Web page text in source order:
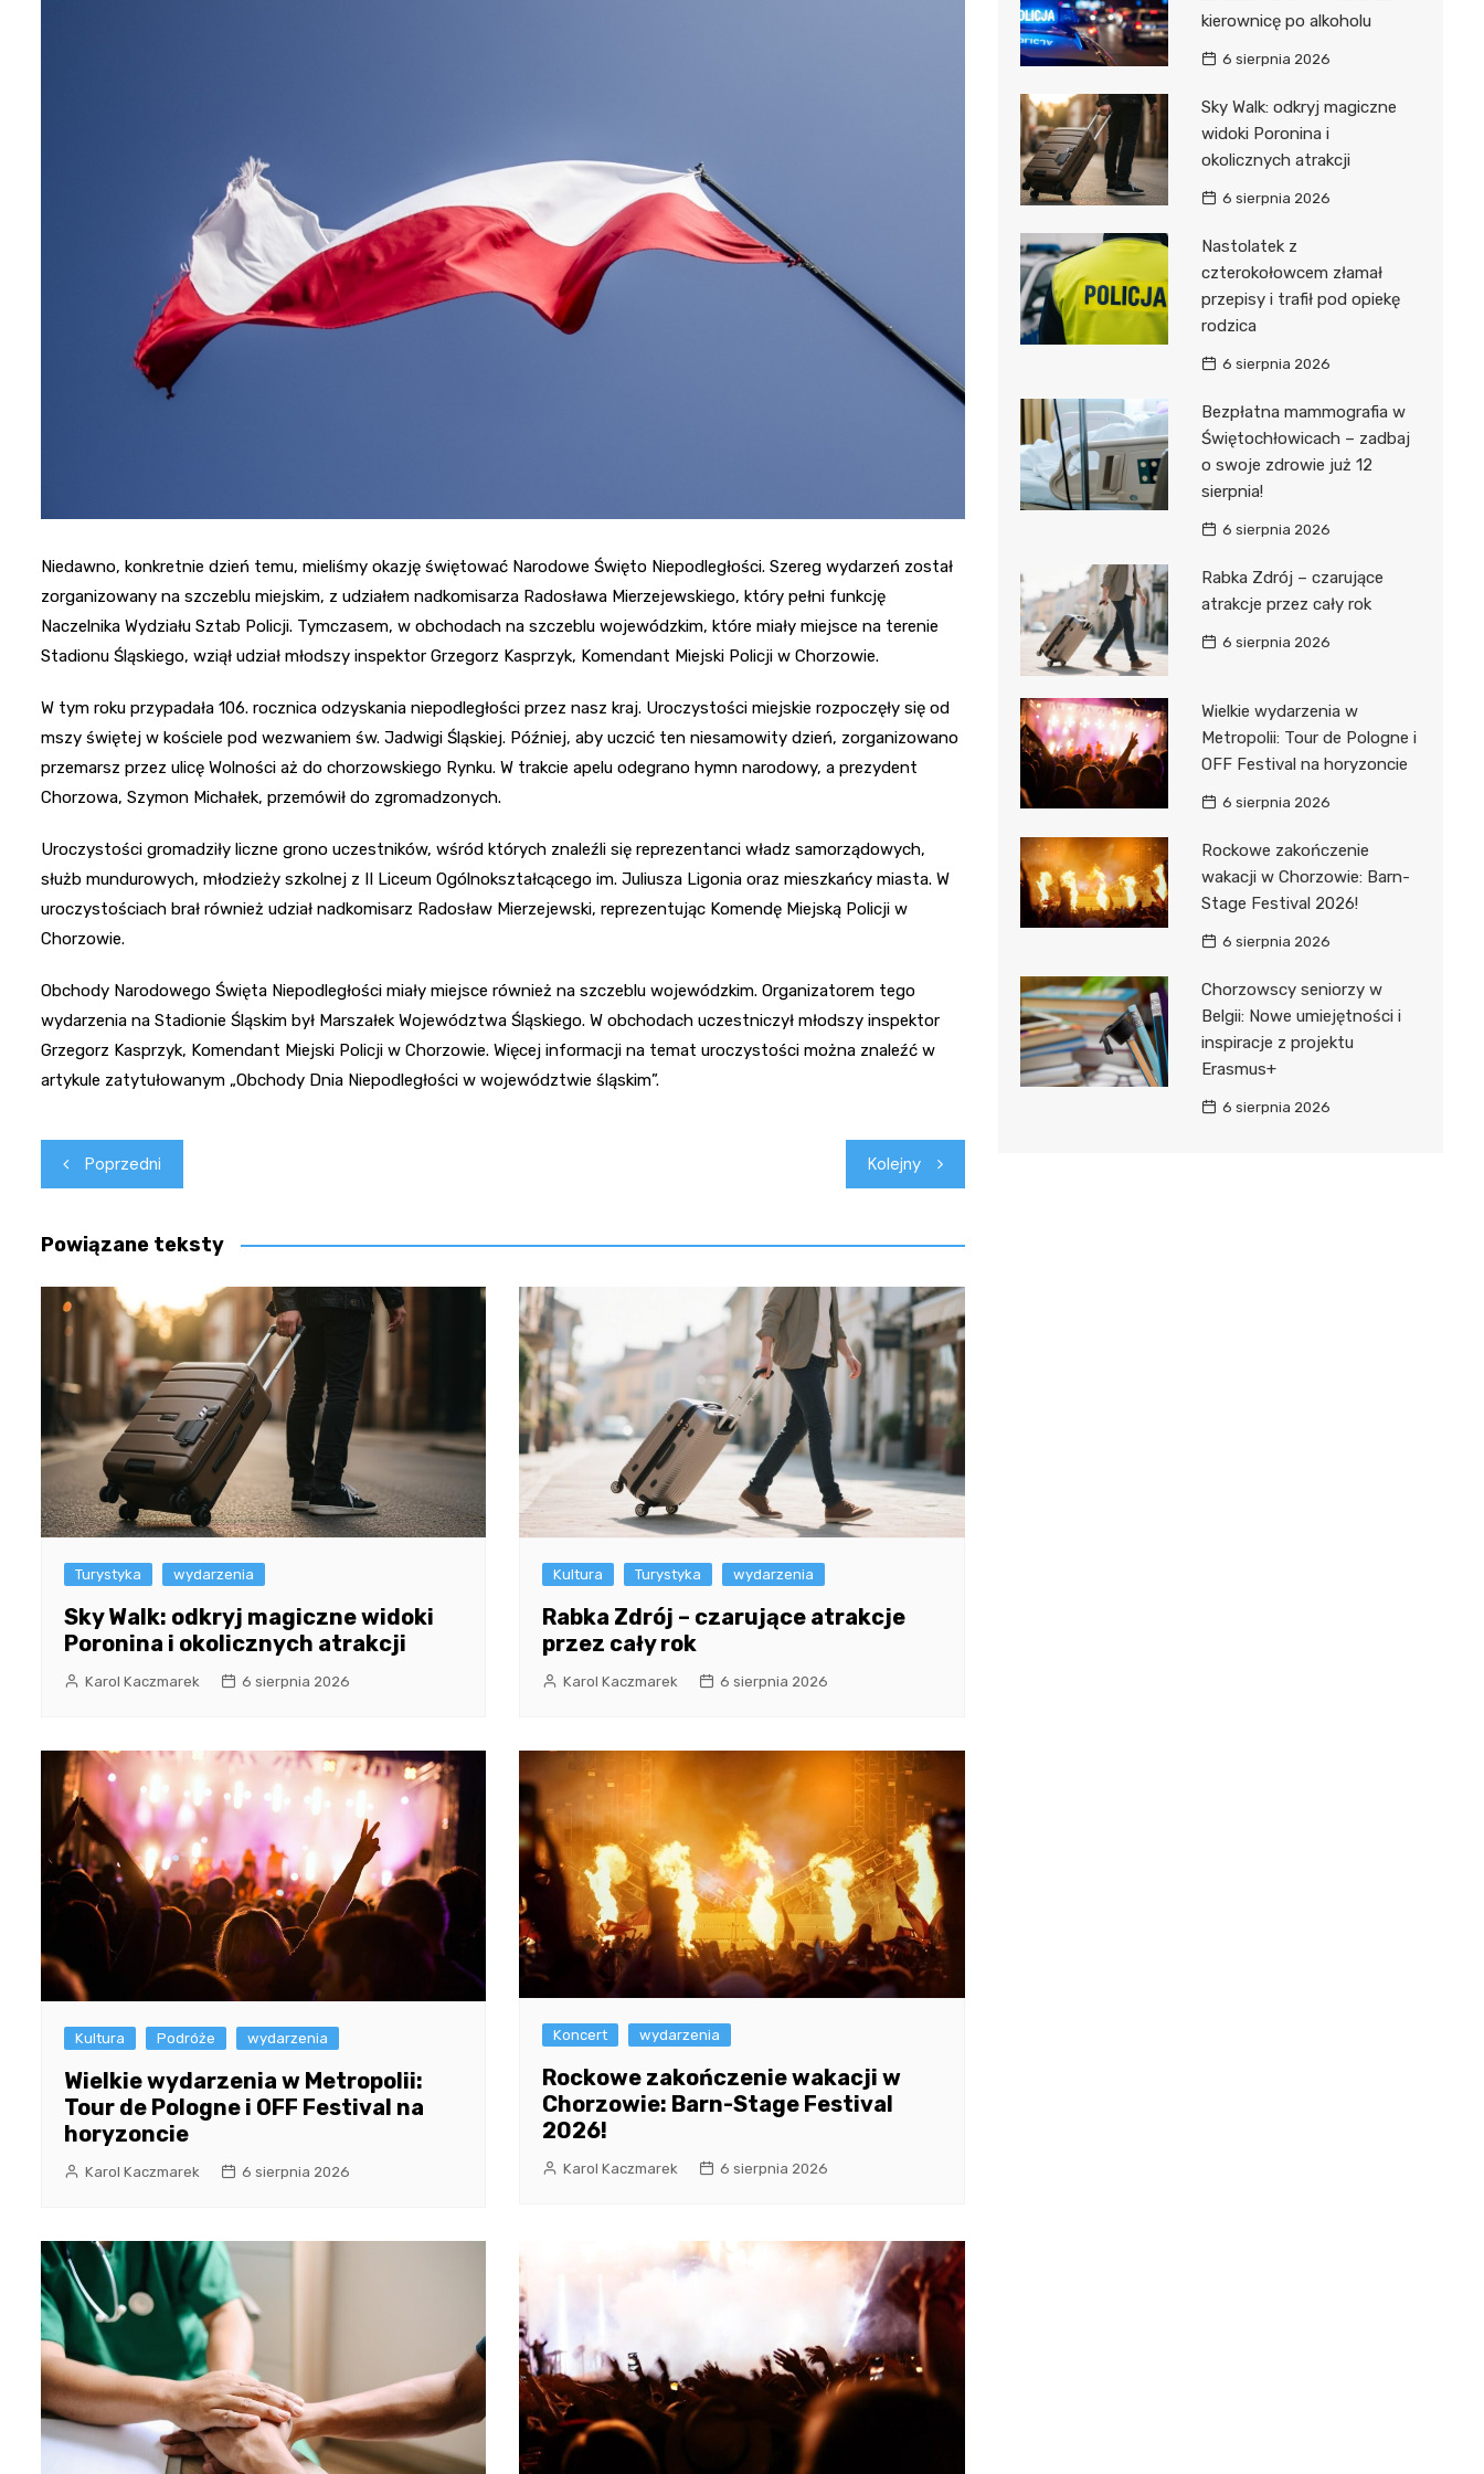
Niedawno, konkretnie dzień temu, mieliśmy okazję świętować Narodowe Święto Niepodległości. Szereg wydarzeń został
zorganizowany na szczeblu miejskim, z udziałem nadkomisarza Radosława Mierzejewskiego, który pełni funkcję
Naczelnika Wydziału Sztab Policji. Tymczasem, w obchodach na szczeblu wojewódzkim, które miały miejsce na terenie
Stadionu Śląskiego, wziął udział młodszy inspektor Grzegorz Kasprzyk, Komendant Miejski Policji w Chorzowie.
W tym roku przypadała 106. rocznica odzyskania niepodległości przez nasz kraj. Uroczystości miejskie rozpoczęły się od
mszy świętej w kościele pod wezwaniem św. Jadwigi Śląskiej. Później, aby uczcić ten niesamowity dzień, zorganizowano
przemarsz przez ulicę Wolności aż do chorzowskiego Rynku. W trakcie apelu odegrano hymn narodowy, a prezydent
Chorzowa, Szymon Michałek, przemówił do zgromadzonych.
Uroczystości gromadziły liczne grono uczestników, wśród których znaleźli się reprezentanci władz samorządowych,
służb mundurowych, młodzieży szkolnej z II Liceum Ogólnokształcącego im. Juliusza Ligonia oraz mieszkańcy miasta. W
uroczystościach brał również udział nadkomisarz Radosław Mierzejewski, reprezentując Komendę Miejską Policji w
Chorzowie.
Obchody Narodowego Święta Niepodległości miały miejsce również na szczeblu wojewódzkim. Organizatorem tego
wydarzenia na Stadionie Śląskim był Marszałek Województwa Śląskiego. W obchodach uczestniczył młodszy inspektor
Grzegorz Kasprzyk, Komendant Miejski Policji w Chorzowie. Więcej informacji na temat uroczystości można znaleźć w
artykule zatytułowanym „Obchody Dnia Niepodległości w województwie śląskim”.
Nawigacja
wpisu
Poprzedni Kolejny
Powiązane teksty
Turystyka wydarzenia
Sky Walk: odkryj magiczne widoki
Poronina i okolicznych atrakcji
Karol Kaczmarek 6 sierpnia 2026
Kultura Turystyka wydarzenia
Rabka Zdrój – czarujące atrakcje
przez cały rok
Karol Kaczmarek 6 sierpnia 2026
Kultura Podróże wydarzenia
Wielkie wydarzenia w Metropolii:
Tour de Pologne i OFF Festival na
horyzoncie
Karol Kaczmarek 6 sierpnia 2026
Koncert wydarzenia
Rockowe zakończenie wakacji w
Chorzowie: Barn-Stage Festival
2026!
Karol Kaczmarek 6 sierpnia 2026
kierownicę po alkoholu
6 sierpnia 2026
Sky Walk: odkryj magiczne
widoki Poronina i
okolicznych atrakcji
6 sierpnia 2026
Nastolatek z
czterokołowcem złamał
przepisy i trafił pod opiekę
rodzica
6 sierpnia 2026
Bezpłatna mammografia w
Świętochłowicach – zadbaj
o swoje zdrowie już 12
sierpnia!
6 sierpnia 2026
Rabka Zdrój – czarujące
atrakcje przez cały rok
6 sierpnia 2026
Wielkie wydarzenia w
Metropolii: Tour de Pologne i
OFF Festival na horyzoncie
6 sierpnia 2026
Rockowe zakończenie
wakacji w Chorzowie: Barn-
Stage Festival 2026!
6 sierpnia 2026
Chorzowscy seniorzy w
Belgii: Nowe umiejętności i
inspiracje z projektu
Erasmus+
6 sierpnia 2026